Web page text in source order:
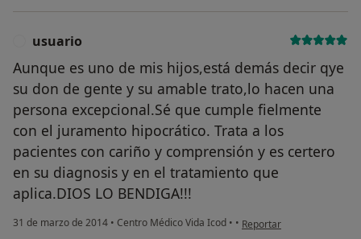
usuario
Aunque es uno de mis hijos,está demás decir qye
su don de gente y su amable trato,lo hacen una
persona excepcional.Sé que cumple fielmente
con el juramento hipocrático. Trata a los
pacientes con cariño y comprensión y es certero
en su diagnosis y en el tratamiento que
aplica.DIOS LO BENDIGA!!!
31 de marzo de 2014 • Centro Médico Vida Icod • • en opinión del usuario
Reportar